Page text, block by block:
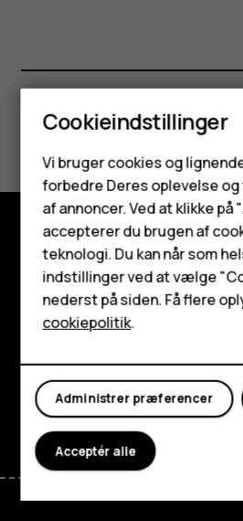
Smartphones
Feature-
Tilbehør
HMD Terra M
Tablets
Min konto
Synes du, dette var nyttigt?
Ja Nej
Udforsk
Om
Planet and people
Support
FacebookInstagram
TiktokYoutube
Cookieindstillinger
Vi bruger cookies og
forbedre Deres oplevelse
af annoncer. Ved at klikke på
accepterer du brugen af
teknologi. Du kan når som
indstillinger ved at vælge
nederst på siden. Få flere
cookiepolitik.
Administrer præferencer
Acceptér alle